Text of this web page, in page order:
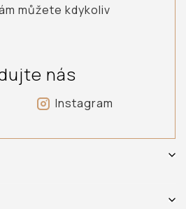
můžete kdykoliv
nás
Instagram